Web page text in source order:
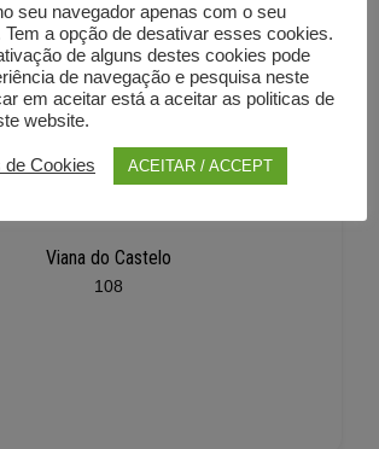
Viana do Castelo
108
seu navegador apenas com o seu
a opção de desativar esses cookies.
de alguns destes cookies pode
de navegação e pesquisa neste
em aceitar está a aceitar as politicas de
website.
de Cookies ACEITAR / ACCEPT